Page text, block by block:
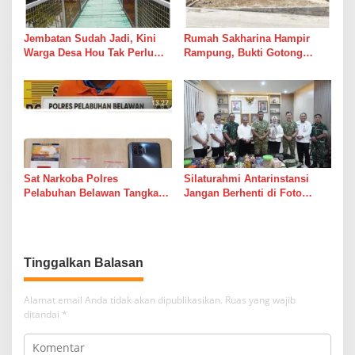
Jembatan Sudah Jadi, Kini
Warga Desa Hou Tak Perlu
Sungai
Rumah Sakharina Hampir
Rampung, Bukti Gotong
dari Janji Banyak Orang
Sat Narkoba Polres
Pelabuhan Belawan Tangkap
Silaturahmi Antarinstansi
Jangan Berhenti di Foto
Tinggalkan Balasan
Alamat email Anda tidak akan dipublikasikan. Ruas yang wajib
ditandai *